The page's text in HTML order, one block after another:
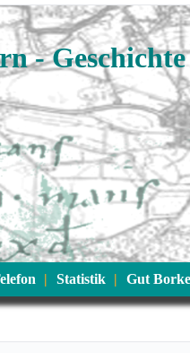
-
Statistik Gut